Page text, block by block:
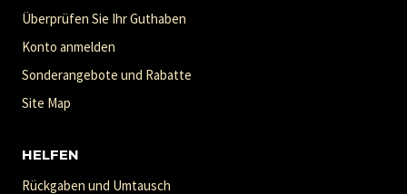
Überprüfen Sie Ihr Guthaben
Konto anmelden
Sonderangebote und Rabatte
Site Map
HELFEN
Rückgaben und Umtausch